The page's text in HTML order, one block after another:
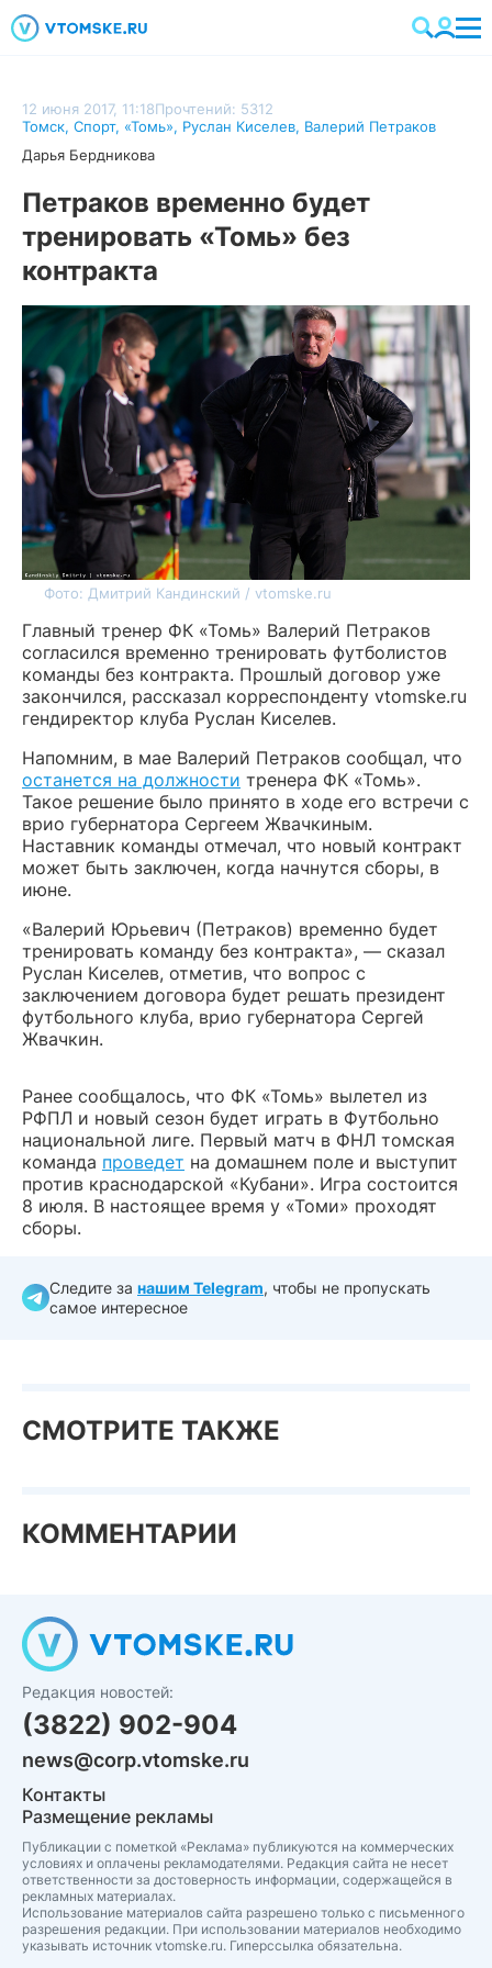
12 июня 2017, 11:18Прочтений: 5312
Томск, Спорт, «Томь», Руслан Киселев, Валерий Петраков
Дарья Бердникова
Петраков временно будет
тренировать «Томь» без
контракта
Фото: Дмитрий Кандинский / vtomske.ru
Главный тренер ФК «Томь» Валерий Петраков
согласился временно тренировать футболистов
команды без контракта. Прошлый договор уже
закончился, рассказал корреспонденту vtomske.ru
гендиректор клуба Руслан Киселев.
Напомним, в мае Валерий Петраков сообщал, что
останется на должности тренера ФК «Томь».
Такое решение было принято в ходе его встречи с
врио губернатора Сергеем Жвачкиным.
Наставник команды отмечал, что новый контракт
может быть заключен, когда начнутся сборы, в
июне.
«Валерий Юрьевич (Петраков) временно будет
тренировать команду без контракта», — сказал
Руслан Киселев, отметив, что вопрос с
заключением договора будет решать президент
футбольного клуба, врио губернатора Сергей
Жвачкин.
Ранее сообщалось, что ФК «Томь» вылетел из
РФПЛ и новый сезон будет играть в Футбольно
национальной лиге. Первый матч в ФНЛ томская
команда проведет на домашнем поле и выступит
против краснодарской «Кубани». Игра состоится
8 июля. В настоящее время у «Томи» проходят
сборы.
Следите за нашим Telegram, чтобы не пропускать
самое интересное
СМОТРИТЕ ТАКЖЕ
КОММЕНТАРИИ
Редакция новостей:
(3822) 902-904
news@corp.vtomske.ru
Контакты
Размещение рекламы
Публикации с пометкой «Реклама» публикуются на коммерческих
условиях и оплачены рекламодателями. Редакция сайта не несет
ответственности за достоверность информации, содержащейся в
рекламных материалах.
Использование материалов сайта разрешено только с письменного
разрешения редакции. При использовании материалов необходимо
указывать источник vtomske.ru. Гиперссылка обязательна.